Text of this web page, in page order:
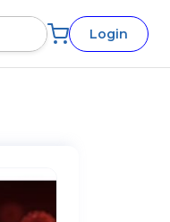
Login